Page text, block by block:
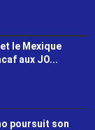
le Mexique
aux JO...
poursuit son